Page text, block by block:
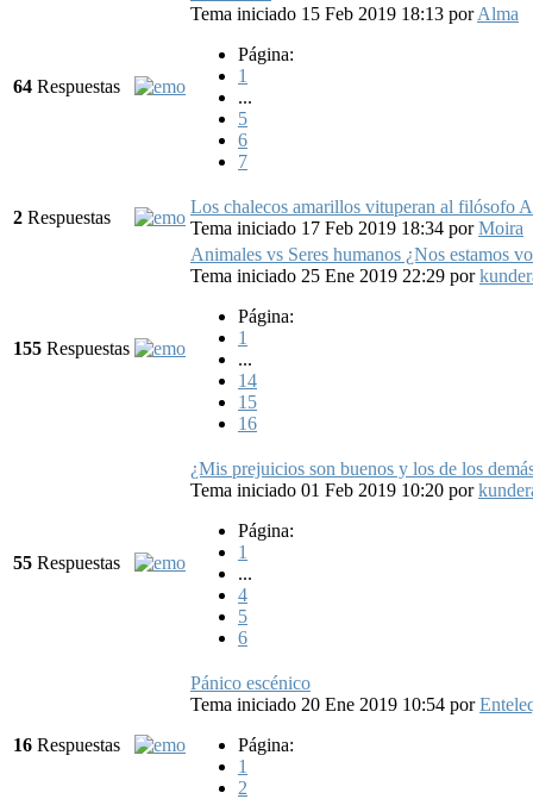
64 Respuestas
Tema iniciado 15 Feb 2019 18:13 porAlma
Página:
1
...
5
6
7
2 Respuestas
Los chalecos amarillos vituperan al filósofo
Tema iniciado 17 Feb 2019 18:34 porMoira
155 Respuestas
Animales vs Seres humanos ¿Nos estamos
Tema iniciado 25 Ene 2019 22:29 por
Página:
1
...
14
15
16
55 Respuestas
¿Mis prejuicios son buenos y los de los
Tema iniciado 01 Feb 2019 10:20 por
Página:
1
...
4
5
6
16 Respuestas
Pánico escénico
Tema iniciado 20 Ene 2019 10:54 por
Página:
1
2